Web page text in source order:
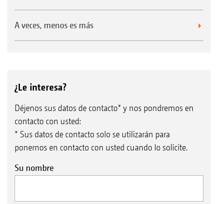
A veces, menos es más
¿Le interesa?
Déjenos sus datos de contacto* y nos pondremos en
contacto con usted:
* Sus datos de contacto solo se utilizarán para
ponernos en contacto con usted cuando lo solicite.
Su nombre